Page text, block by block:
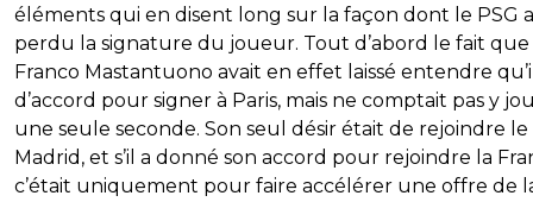
éléments qui en disent long sur la façon dont le PSG a
perdu la signature du joueur. Tout d’abord le fait que
Franco Mastantuono avait en effet laissé entendre
d’accord pour signer à Paris, mais ne comptait pas y
une seule seconde. Son seul désir était de rejoindre le
Madrid, et s’il a donné son accord pour rejoindre la
c’était uniquement pour faire accélérer une offre de